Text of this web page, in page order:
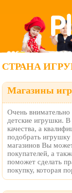
СТРАНА
Магазины
Очень внимательно
детские игрушки.
качества, а
подобрать
магазинов Вы
покупателей, а
поможет сделать
покупку, которая